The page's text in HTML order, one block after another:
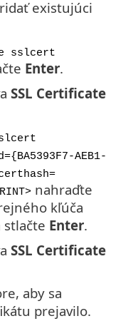
existujúci
sslcert
Enter.
SSL Certificate
AEB1-
nahraďte
kľúča
stlačte Enter.
SSL Certificate
aby sa
prejavilo.